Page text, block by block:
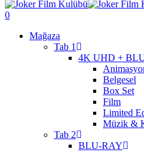
Close
Search
search
account
0
Mağaza
Tab 1
4K UHD +
Belgesel
Box Set
Film
Limited
Müzik &
Tab 2
BLU-RAY